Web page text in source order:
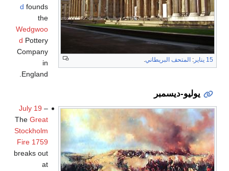
15 يناير : المتحف البريطاني.
d founds
the
Wedgwoo
d Pottery
Company
in
England.
يوليو-ديسمبر
July 19 –
TheGreat
Stockholm
Fire 1759
breaks out
at